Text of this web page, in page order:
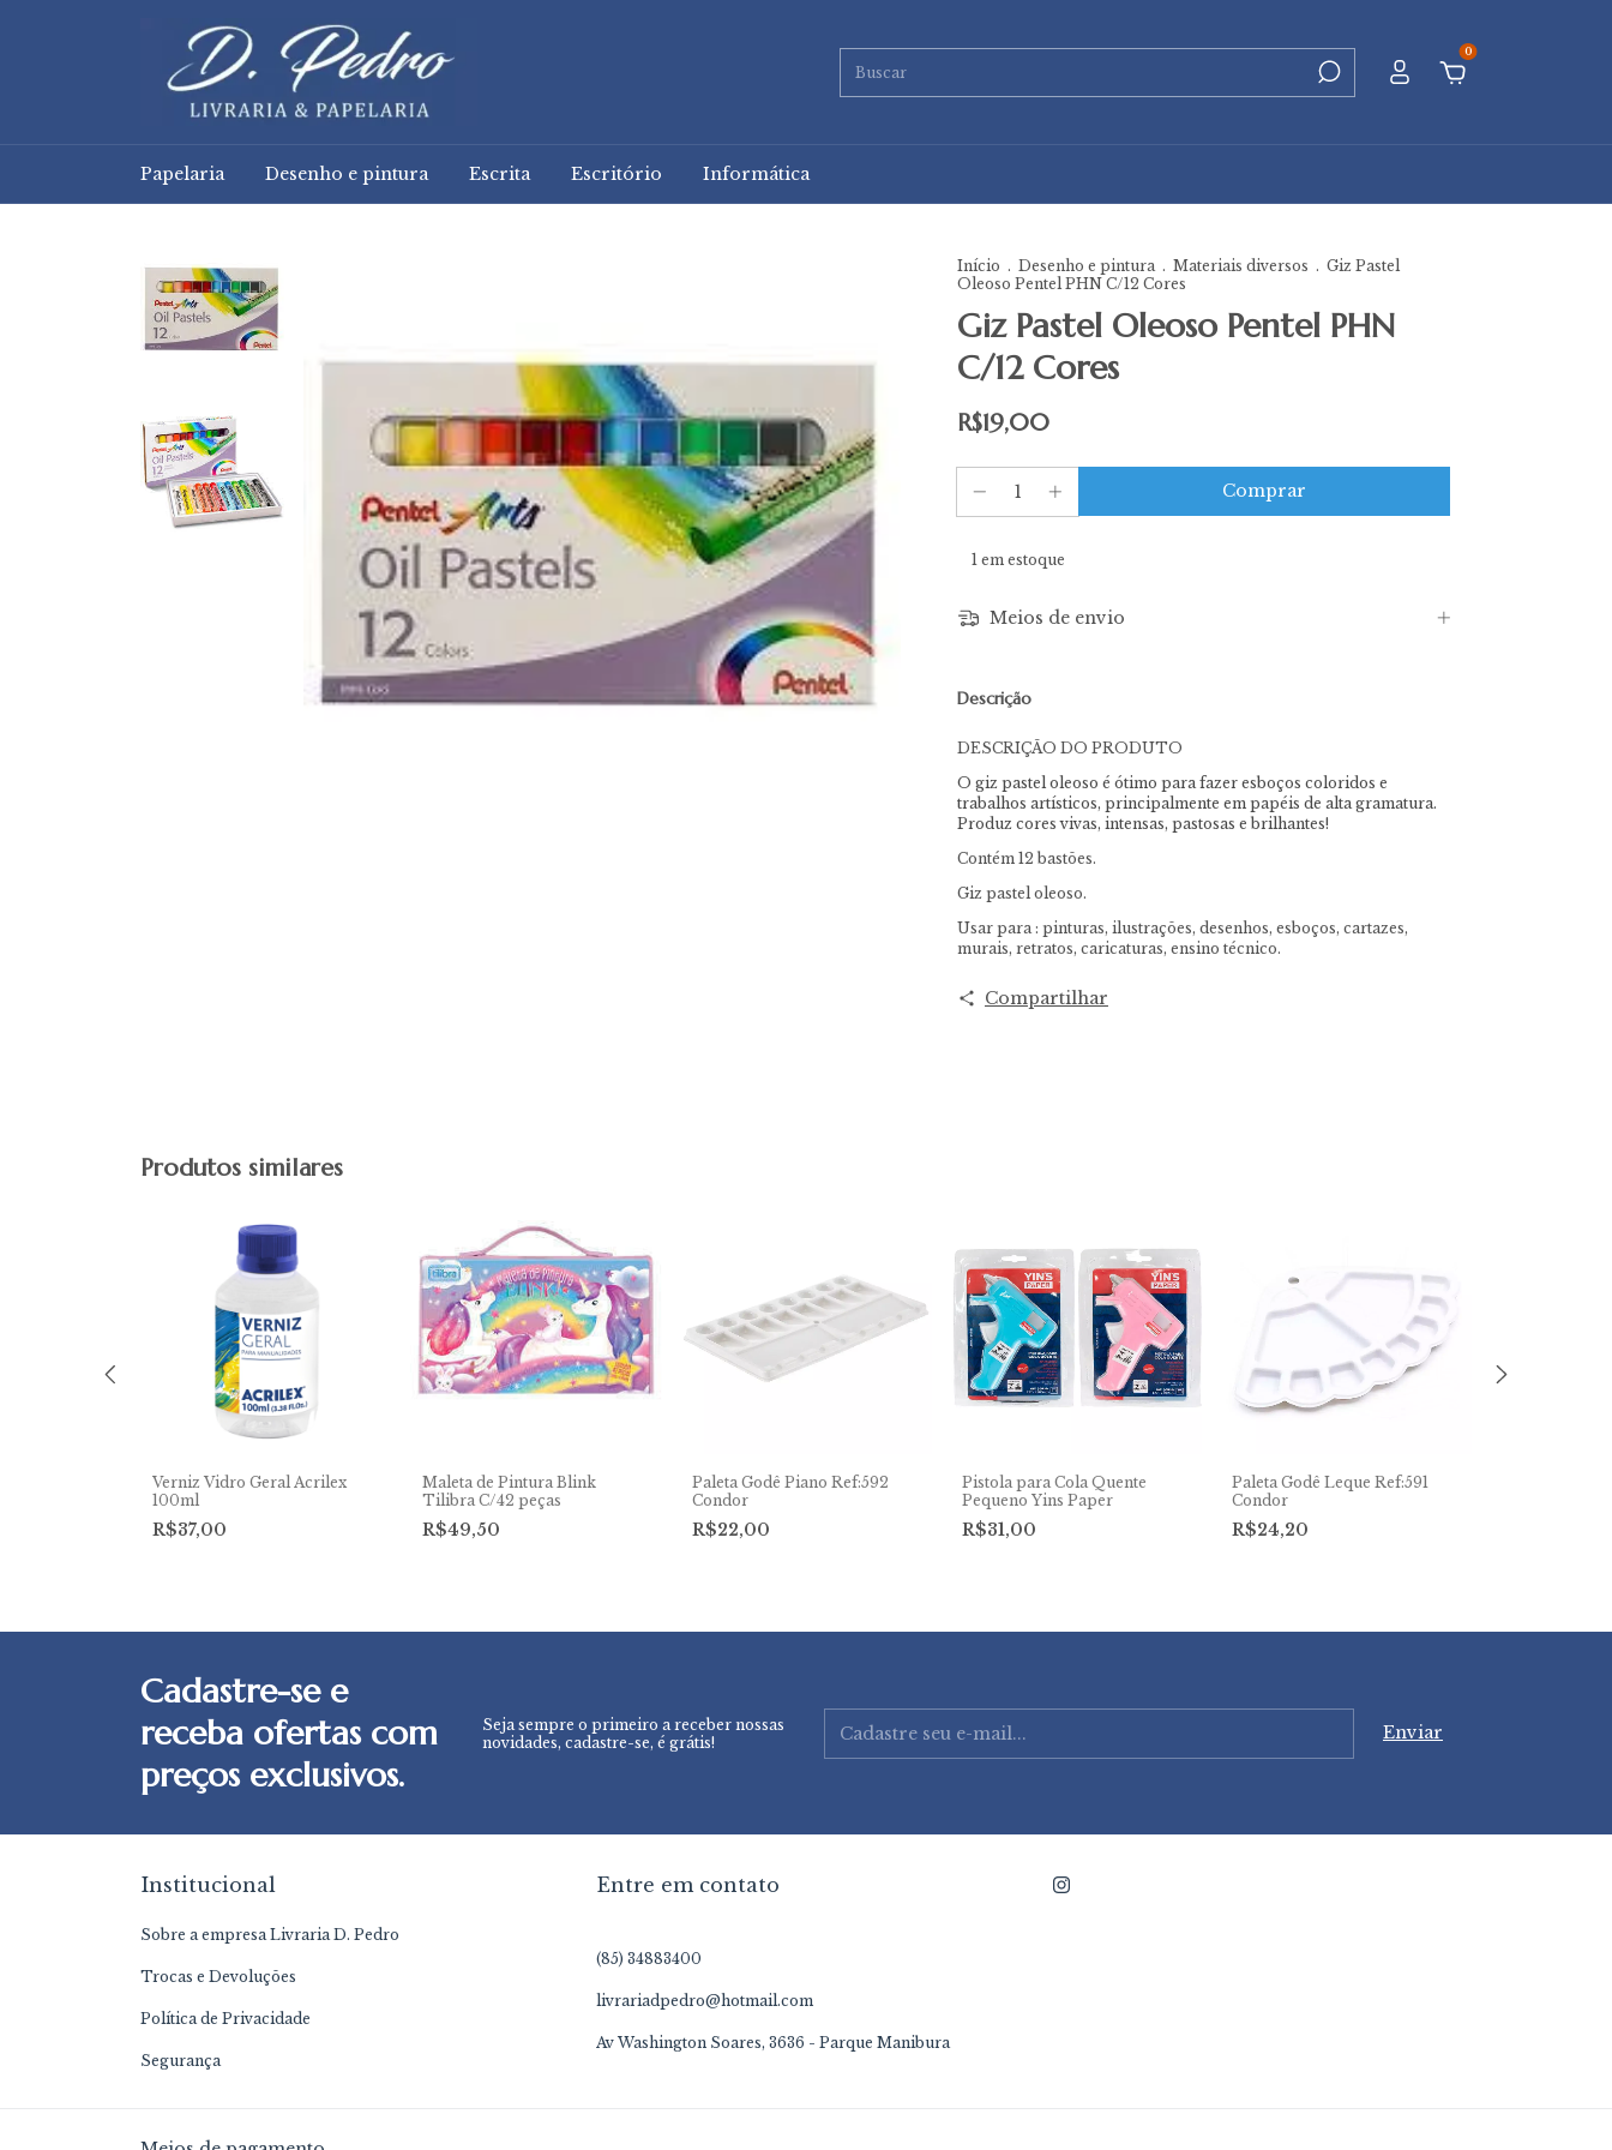
0
Papelaria Desenho e pintura Escrita Escritório Informática
Início . Desenho e pintura . Materiais diversos . Giz Pastel
Oleoso Pentel PHN C/12 Cores
Giz Pastel Oleoso Pentel PHN
C/12 Cores
R$19,00
1em estoque
Meios de envio
Descrição
DESCRIÇÃO DO PRODUTO
O giz pastel oleoso é ótimo para fazer esboços coloridos e
trabalhos artísticos, principalmente em papéis de alta gramatura.
Produz cores vivas, intensas, pastosas e brilhantes!
Contém 12 bastões.
Giz pastel oleoso.
Usar para : pinturas, ilustrações, desenhos, esboços, cartazes,
murais, retratos, caricaturas, ensino técnico.
Compartilhar
Produtos similares
Verniz Vidro Geral Acrilex
100ml
R$37,00
Maleta de Pintura Blink
Tilibra C/42 peças
R$49,50
Paleta Godê Piano Ref:592
Condor
R$22,00
Pistola para Cola Quente
Pequeno Yins Paper
R$31,00
Paleta Godê Leque Ref:591
Condor
R$24,20
Cadastre-se e
receba ofertas com
preços exclusivos.
Seja sempre o primeiro a receber nossas
novidades, cadastre-se, é grátis!
Institucional
Sobre a empresa Livraria D. Pedro
Trocas e Devoluções
Política de Privacidade
Segurança
Entre em contato
(85) 34883400
livrariadpedro@hotmail.com
Av Washington Soares, 3636 - Parque Manibura